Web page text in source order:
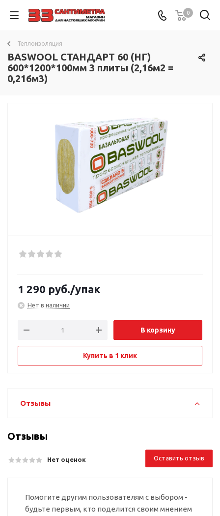
0
Теплоизоляция
BASWOOL СТАНДАРТ 60 (НГ)
600*1200*100мм 3 плиты (2,16м2 =
0,216м3)
1 290 руб./упак
Нет в наличии
В корзину
Купить в 1 клик
Отзывы
Отзывы
Нет оценок Оставить отзыв
Помогите другим пользователям с выбором -
будьте первым, кто поделится своим мнением